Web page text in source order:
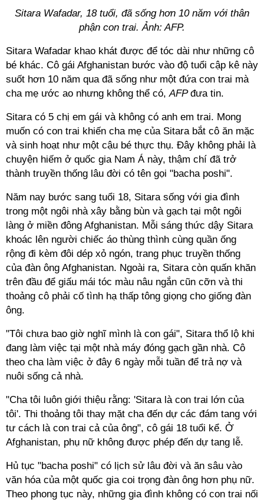
Sitara Wafadar, 18 tuổi, đã sống hơn 10 năm với thân
phận con trai. Ảnh: AFP.
Sitara Wafadar khao khát được để tóc dài như những cô
bé khác. Cô gái Afghanistan bước vào độ tuổi cập kê này
suốt hơn 10 năm qua đã sống như một đứa con trai mà
cha mẹ ước ao nhưng không thể có,AFPđưa tin.
Sitara có 5 chị em gái và không có anh em trai. Mong
muốn có con trai khiến cha mẹ của Sitara bắt cô ăn mặc
và sinh hoạt như một cậu bé thực thụ. Đây không phải là
chuyện hiếm ở quốc gia Nam Á này, thậm chí đã trở
thành truyền thống lâu đời có tên gọi "bacha poshi".
Năm nay bước sang tuổi 18, Sitara sống với gia đình
trong một ngôi nhà xây bằng bùn và gạch tại một ngôi
làng ở miền đông Afghanistan. Mỗi sáng thức dậy Sitara
khoác lên người chiếc áo thùng thình cùng quần ống
rộng đi kèm đôi dép xỏ ngón, trang phục truyền thống
của đàn ông Afghanistan. Ngoài ra, Sitara còn quấn khăn
trên đầu để giấu mái tóc màu nâu ngắn cũn cỡn và thi
thoảng cô phải cố tình hạ thấp tông giọng cho giống đàn
ông.
"Tôi chưa bao giờ nghĩ mình là con gái", Sitara thổ lộ khi
đang làm việc tại một nhà máy đóng gạch gần nhà. Cô
theo cha làm việc ở đây 6 ngày mỗi tuần để trả nợ và
nuôi sống cả nhà.
"Cha tôi luôn giới thiệu rằng: 'Sitara là con trai lớn của
tôi'. Thi thoảng tôi thay mặt cha đến dự các đám tang với
tư cách là con trai cả của ông", cô gái 18 tuổi kể. Ở
Afghanistan, phụ nữ không được phép đến dự tang lễ.
Hủ tục "bacha poshi" có lịch sử lâu đời và ăn sâu vào
văn hóa của một quốc gia coi trọng đàn ông hơn phụ nữ.
Theo phong tục này, những gia đình không có con trai nối